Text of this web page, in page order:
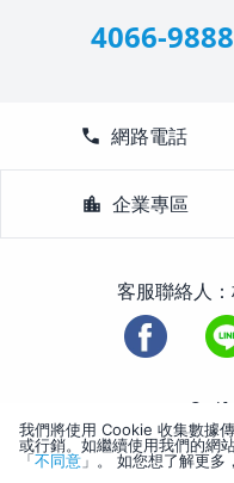
4066-9888
call 網路電話
location_city 企業專區
客服聯絡人
1988-2026 ©
我們將使用 Cookie 收集數據
或行銷。如繼續使用我們的網
「不同意 」。 如您想了解更多